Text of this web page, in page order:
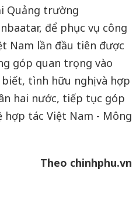
Quảng trường
để phục vụ công
Nam lần đầu tiên được
góp quan trọng vào
tình hữu nghị và hợp
hai nước, tiếp tục góp
tác Việt Nam - Mông
Theo chinhphu.vn